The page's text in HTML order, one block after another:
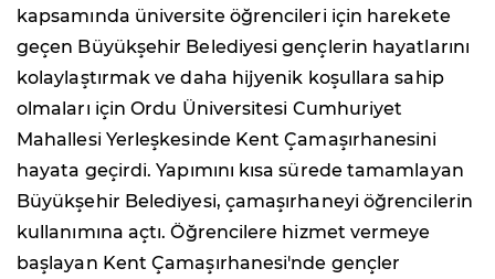
kapsamında üniversite öğrencileri için harekete
geçen Büyükşehir Belediyesi gençlerin hayatlarını
kolaylaştırmak ve daha hijyenik koşullara sahip
olmaları için Ordu Üniversitesi Cumhuriyet
Mahallesi Yerleşkesinde Kent Çamaşırhanesini
hayata geçirdi. Yapımını kısa sürede tamamlayan
Büyükşehir Belediyesi, çamaşırhaneyi öğrencilerin
kullanımına açtı. Öğrencilere hizmet vermeye
başlayan Kent Çamaşırhanesi'nde gençler